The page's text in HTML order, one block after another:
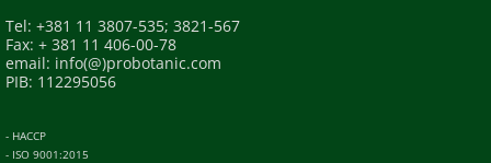
Tel: +381 11 3807-535; 3821-567
Fax: + 381 11 406-00-78
email: info(@)probotanic.com
PIB: 112295056
- HACCP
- ISO 9001:2015